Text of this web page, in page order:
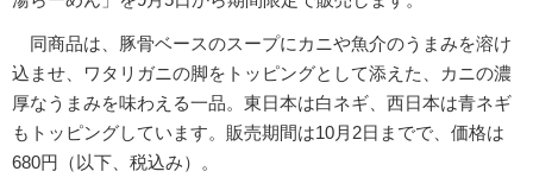
同商品は、豚骨ベースのスープにカニや魚介のうまみを溶け
込ませ、ワタリガニの脚をトッピングとして添えた、カニの濃
厚なうまみを味わえる一品。東日本は白ネギ、西日本は青ネギ
もトッピングしています。販売期間は10月2日までで、価格は
680円（以下、税込み）。